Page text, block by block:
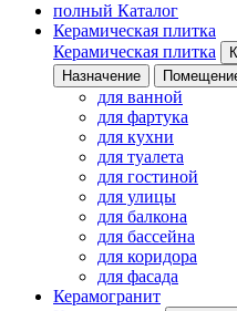
полный Каталог
Керамическая плитка
Керамическая плитка
Назначение
для ванной
для фартука
для кухни
для туалета
для гостиной
для улицы
для балкона
для бассейна
для коридора
для фасада
Керамогранит